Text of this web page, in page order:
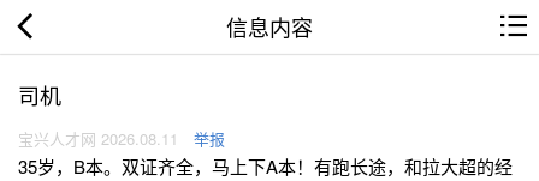
信息内容
司机
宝兴人才网 2026.08.11 举报
35岁，B本。双证齐全，马上下A本！有跑长途，和拉大超的经